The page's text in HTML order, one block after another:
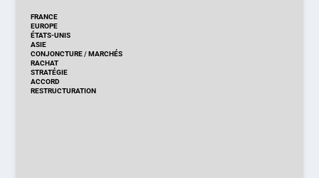
FRANCE
EUROPE
ÉTATS-UNIS
ASIE
CONJONCTURE/MARCHÉS
RACHAT
STRATÉGIE
ACCORD
RESTRUCTURATION